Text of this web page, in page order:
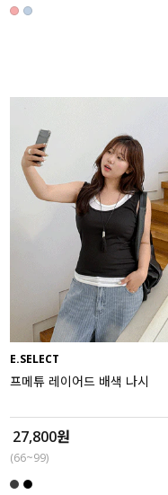
E.SELECT
프메튜 레이어드 배색 나시
27,800원
(66~99)